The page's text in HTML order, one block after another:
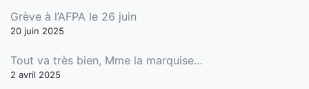
Grève à l’AFPA le 26 juin
20 juin 2025
Tout va très bien, Mme la marquise…
2 avril 2025